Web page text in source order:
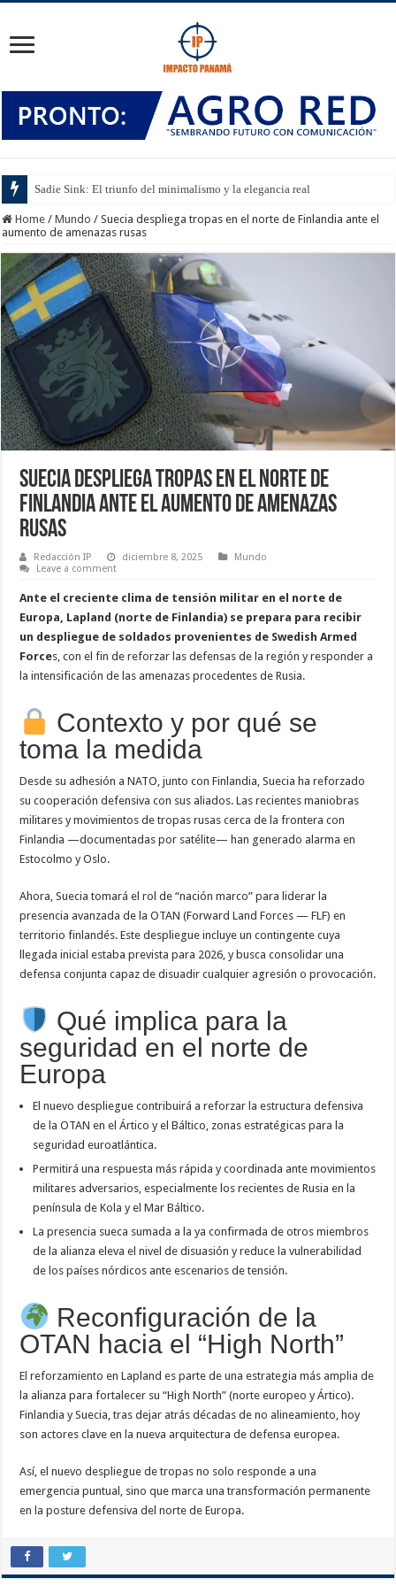
Sadie Sink: El triunfo del minimalismo y la elegancia real
Home / Mundo / Suecia despliega tropas en el norte de Finlandia ante el
aumento de amenazas rusas
Suecia despliega tropas en el norte de
Finlandia ante el aumento de amenazas
rusas
Redacción IP diciembre 8, 2025
Mundo
Leave a comment
Ante el creciente clima de tensión militar en el norte de
Europa, Lapland (norte de Finlandia) se prepara para recibir
un despliegue de soldados provenientes de Swedish Armed
Forces, con el fin de reforzar las defensas de la región y responder a
la intensificación de las amenazas procedentes de Rusia.
Contexto y por qué se
toma la medida
Desde su adhesión a NATO, junto con Finlandia, Suecia ha reforzado
su cooperación defensiva con sus aliados. Las recientes maniobras
militares y movimientos de tropas rusas cerca de la frontera con
Finlandia —documentadas por satélite— han generado alarma en
Estocolmo y Oslo.
Ahora, Suecia tomará el rol de “nación marco” para liderar la
presencia avanzada de la OTAN (Forward Land Forces — FLF) en
territorio finlandés. Este despliegue incluye un contingente cuya
llegada inicial estaba prevista para 2026, y busca consolidar una
defensa conjunta capaz de disuadir cualquier agresión o provocación.
Qué implica para la
seguridad en el norte de
Europa
El nuevo despliegue contribuirá a reforzar la estructura defensiva
de la OTAN en el Ártico y el Báltico, zonas estratégicas para la
seguridad euroatlántica.
Permitirá una respuesta más rápida y coordinada ante movimientos
militares adversarios, especialmente los recientes de Rusia en la
península de Kola y el Mar Báltico.
La presencia sueca sumada a la ya confirmada de otros miembros
de la alianza eleva el nivel de disuasión y reduce la vulnerabilidad
de los países nórdicos ante escenarios de tensión.
Reconfiguración de la
OTAN hacia el “High North”
El reforzamiento en Lapland es parte de una estrategia más amplia de
la alianza para fortalecer su “High North” (norte europeo y Ártico).
Finlandia y Suecia, tras dejar atrás décadas de no alineamiento, hoy
son actores clave en la nueva arquitectura de defensa europea.
Así, el nuevo despliegue de tropas no solo responde a una
emergencia puntual, sino que marca una transformación permanente
en la posture defensiva del norte de Europa.